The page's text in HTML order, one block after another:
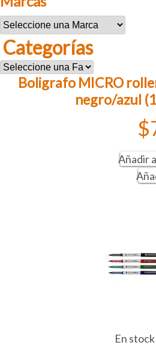
Categorías
Boligrafo MICRO
negro/azul
Añadir
En stock